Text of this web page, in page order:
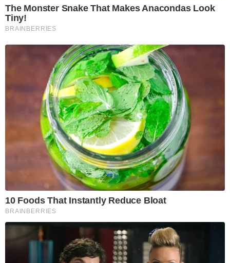
The Monster Snake That Makes Anacondas Look
Tiny!
BRAINBERRIES
10 Foods That Instantly Reduce Bloat
BRAINBERRIES